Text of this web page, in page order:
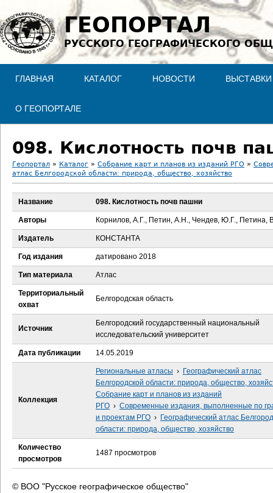
Jump to navigation
ГЕОПОРТАЛ
РУССКОГО ГЕОГРАФИЧЕСКОГО
ГЛАВНАЯ КАТАЛОГ НОВОСТИ ВЫСТАВКИ
О ГЕОПОРТАЛЕ
098. Кислотность почв
В
ы
з
д
с
ь
Геопортал » Каталог » Собрание карт и планов из изданий РГО »
атлас Белгородской области: природа, общество, хозяйство
Название 098. Кислотность почв пашни
Авторы Корнилов, А.Г., Петин, А.Н., Чендев, Ю.Г., Петина,
Издатель КОНСТАНТА
Год издания датировано 2018
Тип материала Атлас
Территориальный
охват
Белгородская область
Источник
Белгородский государственный национальный
исследовательский университет
Дата публикации 14.05.2019
Коллекция
Региональные атласы › Географический атлас
Белгородской области: природа, общество,
Собрание карт и планов из изданий
РГО › Современные издания, выполненные по
и проектам РГО › Географический атлас
области: природа, общество, хозяйство
Количество
просмотров
1487 просмотров
© ВОО "Русское географическое общество"